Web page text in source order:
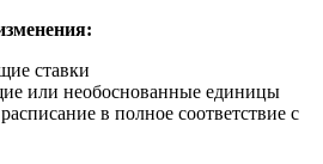
ставки
или необоснованные единицы
в полное соответствие с